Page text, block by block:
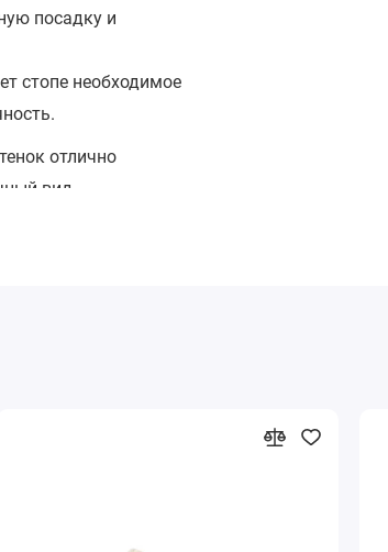
посадку и
стопе необходимое
отлично
вид.
опору для своих